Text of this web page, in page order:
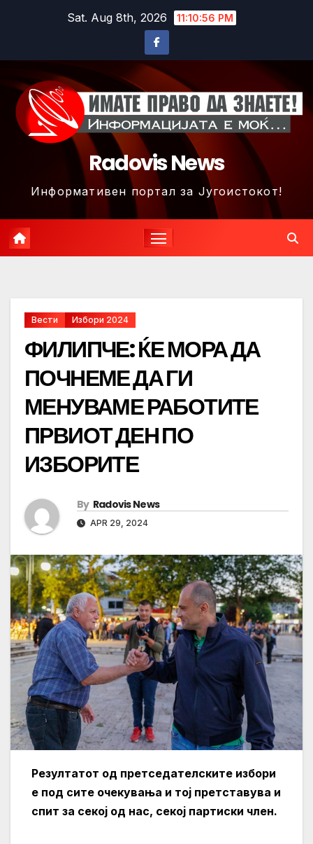
Sat. Aug 8th, 2026 11:10:58 PM
Radovis News
Информативен портал за Југоистокот!
Вести Избори 2024
ФИЛИПЧЕ: ЌЕ МОРА ДА
ПОЧНЕМЕ ДА ГИ
МЕНУВАМЕ РАБОТИТЕ
ПРВИОТ ДЕН ПО
ИЗБОРИТЕ
By Radovis News
APR 29, 2024
Резултатот од претседателските избори
е под сите очекувања и тој претставува и
спит за секој од нас, секој партиски член.